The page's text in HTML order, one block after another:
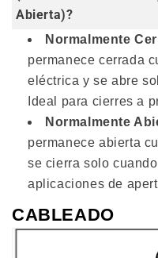
Abierta)?
Normalmente
permanece cerrada
eléctrica y se abre
Ideal para cierres a
Normalmente
permanece abierta
se cierra solo
aplicaciones de
CABLEADO